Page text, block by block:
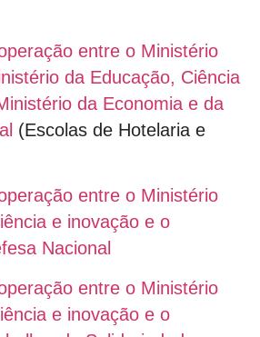
entre o Ministério
da Educação, Ciência
da Economia e da
(Escolas de Hotelaria e
entre o Ministério
e inovação e o
Nacional
entre o Ministério
e inovação e o